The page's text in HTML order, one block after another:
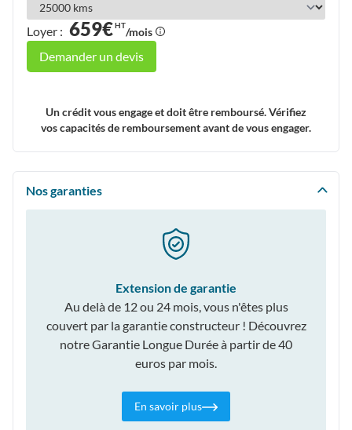
Loyer : 659€HT/mois
Demander un devis
Un crédit vous engage et doit être remboursé. Vérifiez
vos capacités de remboursement avant de vous engager.
Nos garanties
Extension de garantie
Au delà de 12 ou 24 mois, vous n'êtes plus
couvert par la garantie constructeur ! Découvrez
notre Garantie Longue Durée à partir de 40
euros par mois.
En savoir plus